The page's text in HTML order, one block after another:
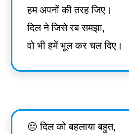
हम अपनों की तरह जिए।
दिल ने जिसे रब समझा,
वो भी हमें भूल कर चल दिए।
😔 दिल को बहलाया बहुत,